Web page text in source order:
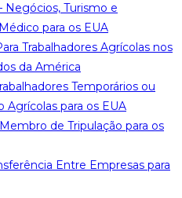
Negócios, Turismo e
para os EUA
Trabalhadores Agrícolas nos
da América
Temporários ou
Agrícolas para os EUA
de Tripulação para os
Entre Empresas para